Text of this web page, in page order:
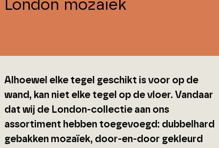
London mozaïek
Alhoewel elke tegel geschikt is voor op de
wand, kan niet elke tegel op de vloer. Vandaar
dat wij de London-collectie aan ons
assortiment hebben toegevoegd: dubbelhard
gebakken mozaïek, door-en-door gekleurd